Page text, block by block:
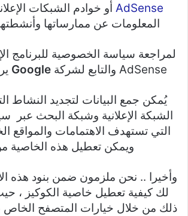
AdSense أو خوادم الشبكات
المعلومات عن ممارساتها
AdSense والتابع لشركة
Google
يُمكن جمع البيانات لتجديد النشاط
الشبكة الإعلانية وشبكة البحث عبر
التي تستهدف الاهتمامات والمواقع
ويمكن تعطيل هذه الخاصية
وأخيرا .. نحن ملزمون ضمن بنود هذه
لك كيفية تعطيل خاصية الكوكيز ،
ذلك من خلال خيارات المتصفح الخاص